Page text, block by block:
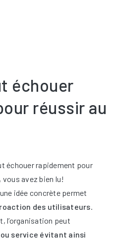
échouer
réussir au
échouer rapidement pour
avez bien lu!
idée concrète permet
des utilisateurs.
l’organisation peut
service évitant ainsi